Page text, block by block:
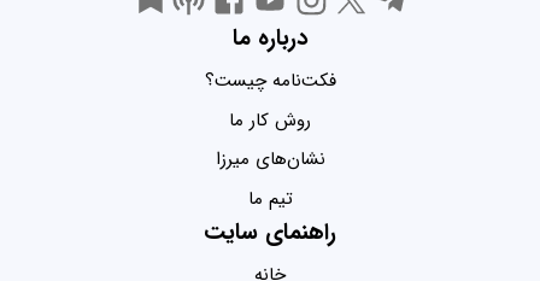
درباره ما
فکت‌نامه چیست؟
روش کار ما
نشان‌های میرزا
تیم ما
راهنمای سایت
خانه